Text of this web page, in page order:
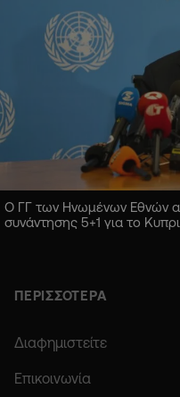
Ο ΓΓ των Ηνωμένων Εθνών
συνάντησης 5+1 για το
ΠΕΡΙΣΣΟΤΕΡΑ
Διαφημιστείτε
Επικοινωνία